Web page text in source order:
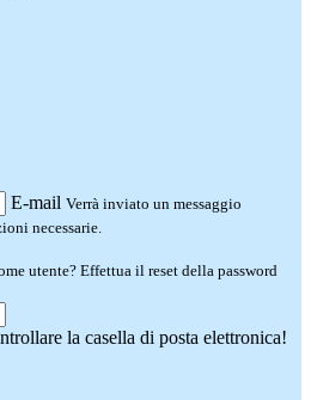
E-mail Verrà inviato un messaggio
necessarie.
utente? Effettua il reset della password
la casella di posta elettronica!